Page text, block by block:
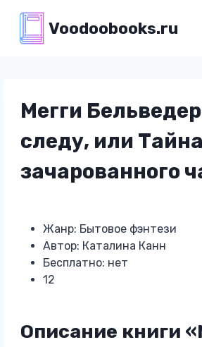
содержимому
Voodoobooks.ru
Мегги
следу, или Тайна
зачарованного
Жанр: Бытовое фэнтези
Автор: Каталина Канн
Бесплатно: нет
12
Описание книги